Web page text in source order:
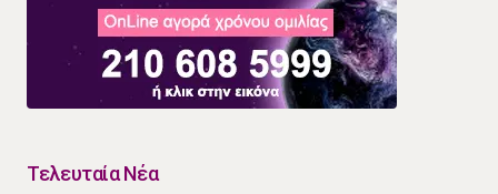
Τελευταία Νέα